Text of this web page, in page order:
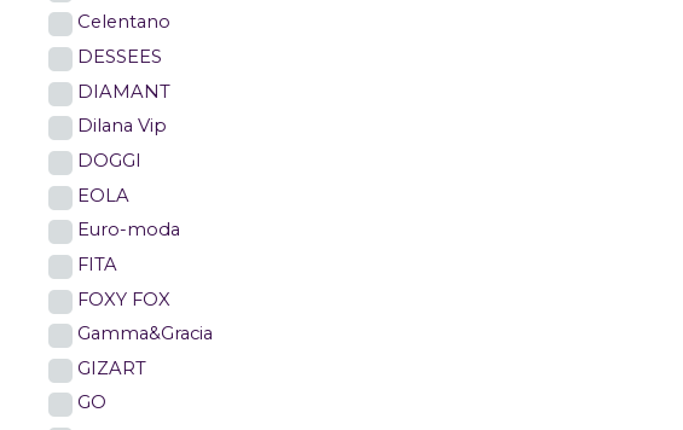
Celentano
DESSEES
DIAMANT
Dilana Vip
DOGGI
EOLA
Euro-moda
FITA
FOXY FOX
Gamma&Gracia
GIZART
GO